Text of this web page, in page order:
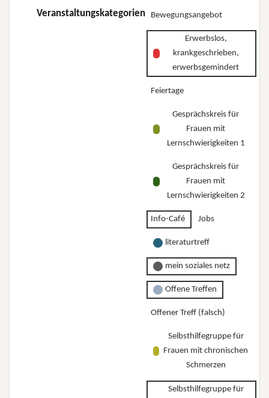
Veranstaltungskategorien Bewegungsangebot
Erwerbslos,
krankgeschrieben,
erwerbsgemindert
Feiertage
Gesprächskreis für
Frauen mit
Lernschwierigkeiten 1
Gesprächskreis für
Frauen mit
Lernschwierigkeiten 2
Info-Café Jobs
literaturtreff
mein soziales netz
Offene Treffen
Offener Treff (falsch)
Selbsthilfegruppe für
Frauen mit chronischen
Schmerzen
Selbsthilfegruppe für